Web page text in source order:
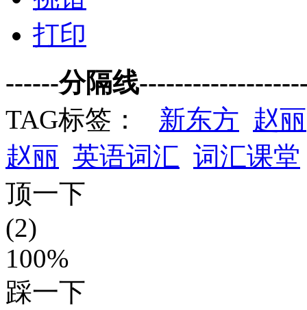
打印
------分隔线
TAG标签：
新东方 赵丽
赵丽 英语词汇 词汇课堂
顶一下
(2)
100%
踩一下